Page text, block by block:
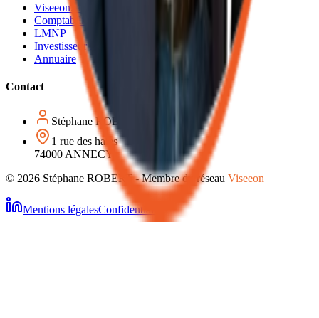
Viseeon.com
Comptabilité IAD
LMNP
Investisseur immobilier
Annuaire
Contact
Stéphane ROBERT
1 rue des haies
74000 ANNECY
© 2026 Stéphane ROBERT- Membre du réseau Viseeon
Mentions légalesConfidentialité